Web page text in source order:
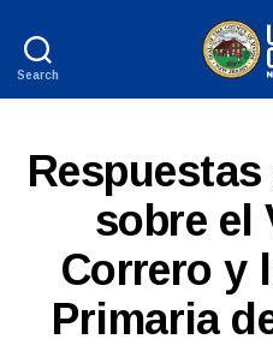
Search
Categories
S
sobre el
Correro y
Primaria